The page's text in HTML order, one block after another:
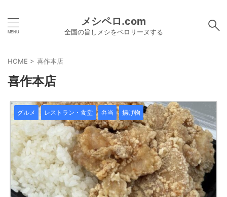
メシペロ.com
全国の旨しメシをペロリーヌする
HOME > 喜作本店
喜作本店
グルメ レストラン・食堂 弁当 揚げ物